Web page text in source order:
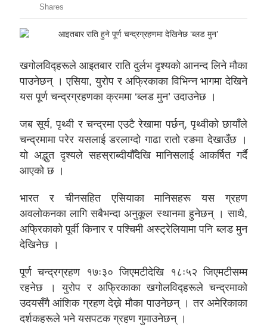
Shares
खगोलविद्हरूले आइतबार राति दुर्लभ दृश्यको आनन्द लिने मौका
पाउनेछन् । एसिया, युरोप र अफ्रिकाका विभिन्न भागमा देखिने
यस पूर्ण चन्द्रग्रहणका क्रममा ‘ब्लड मुन’ उदाउनेछ ।
जब सूर्य, पृथ्वी र चन्द्रमा एउटै रेखामा पर्छन्, पृथ्वीको छायाँले
चन्द्रमामा परेर यसलाई डरलाग्दो गाढा रातो रङमा देखाउँछ ।
यो अद्भुत दृश्यले सहस्राब्दीयौँदेखि मानिसलाई आकर्षित गर्दै
आएको छ ।
भारत र चीनसहित एसियाका मानिसहरू यस ग्रहण
अवलोकनका लागि सबैभन्दा अनुकूल स्थानमा हुनेछन् । साथै,
अफ्रिकाको पूर्वी किनार र पश्चिमी अस्ट्रेलियामा पनि ब्लड मुन
देखिनेछ ।
पूर्ण चन्द्रग्रहण १७ः३० जिएमटीदेखि १८ः५२ जिएमटीसम्म
रहनेछ । युरोप र अफ्रिकाका खगोलविद्हरूले चन्द्रमाको
उदयसँगै आंशिक ग्रहण देख्ने मौका पाउनेछन् । तर अमेरिकाका
दर्शकहरूले भने यसपटक ग्रहण गुमाउनेछन् ।